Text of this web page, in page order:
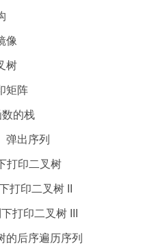
像
树
矩阵
的栈
弹出序列
打印二叉树
打印二叉树 II
打印二叉树 III
的后序遍历序列